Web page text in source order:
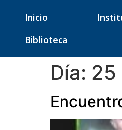
Inicio
Biblioteca
Día: 25